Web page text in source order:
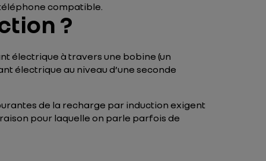
compatible.
?
électrique à travers une bobine (un
électrique au niveau d’une seconde
de la recharge par induction exigent
pour laquelle on parle parfois de